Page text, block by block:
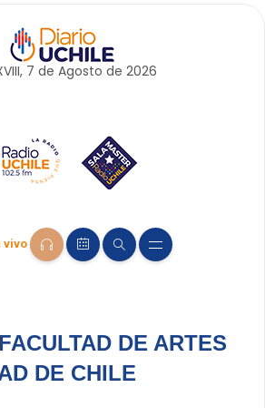
7 de Agosto de 2026
vivo
FACULTAD DE ARTES
DE CHILE